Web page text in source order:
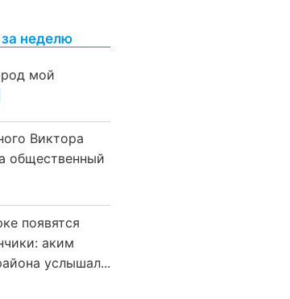
неделю
мой
Виктора
общественный
появятся
аким
услышал...